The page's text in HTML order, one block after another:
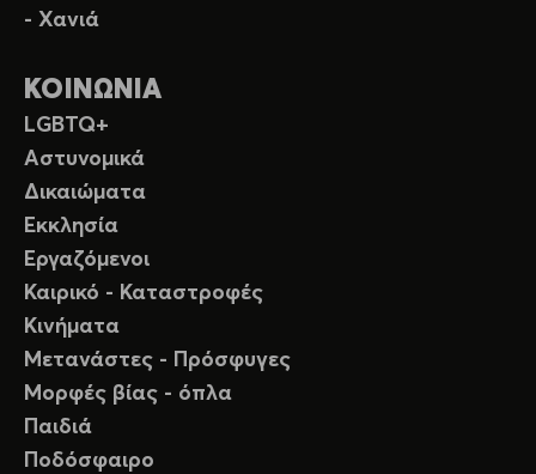
- Χανιά
ΚΟΙΝΩΝΙΑ
LGBTQ+
Αστυνομικά
Δικαιώματα
Εκκλησία
Εργαζόμενοι
Καιρικό - Καταστροφές
Κινήματα
Μετανάστες - Πρόσφυγες
Μορφές βίας - όπλα
Παιδιά
Ποδόσφαιρο